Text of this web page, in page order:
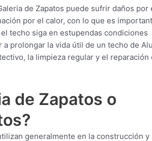
de Zapatos puede sufrir daños por
por el calor, con lo que es
techo siga en estupendas condiciones
prolongar la vida útil de un techo de
la limpieza regular y el reparación
de Zapatos o
generalmente en la construcción y